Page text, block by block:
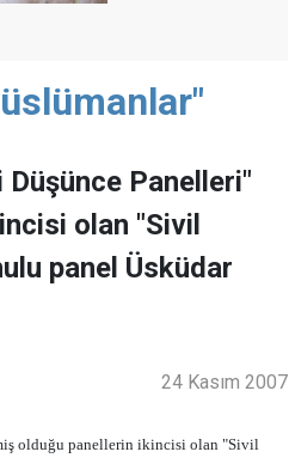
Düşünce Panelleri"
olan "Sivil
panel Üsküdar
24 Kasım 2007
olduğu panellerin ikincisi olan "Sivil